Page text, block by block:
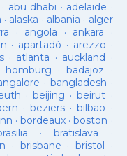
· abu dhabi · adelaide ·
· alaska · albania · alger
· angola · ankara ·
· apartadó · arezzo ·
· atlanta · auckland ·
homburg ·badajoz ·
· bangladesh ·
·beijing ·beirut ·
·beziers ·bilbao ·
·bordeaux ·boston ·
·bratislava ·
· brisbane · bristol ·